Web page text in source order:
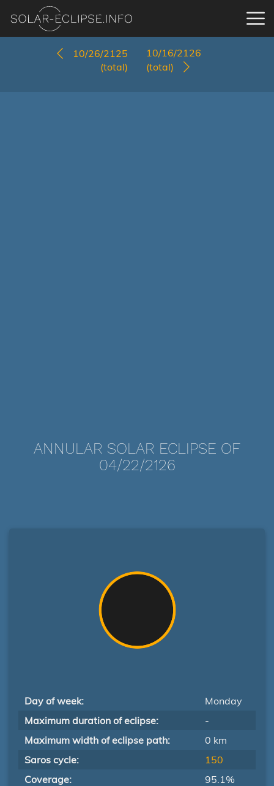
10/26/2125
(total)
10/16/2126
(total)
ANNULAR SOLAR ECLIPSE OF
04/22/2126
Day of week:
Monday
Maximum duration of eclipse:
-
Maximum width of eclipse path:
0 km
Saros cycle:
150
Coverage:
95.1%